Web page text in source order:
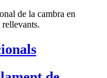
de la cambra en
rellevants.